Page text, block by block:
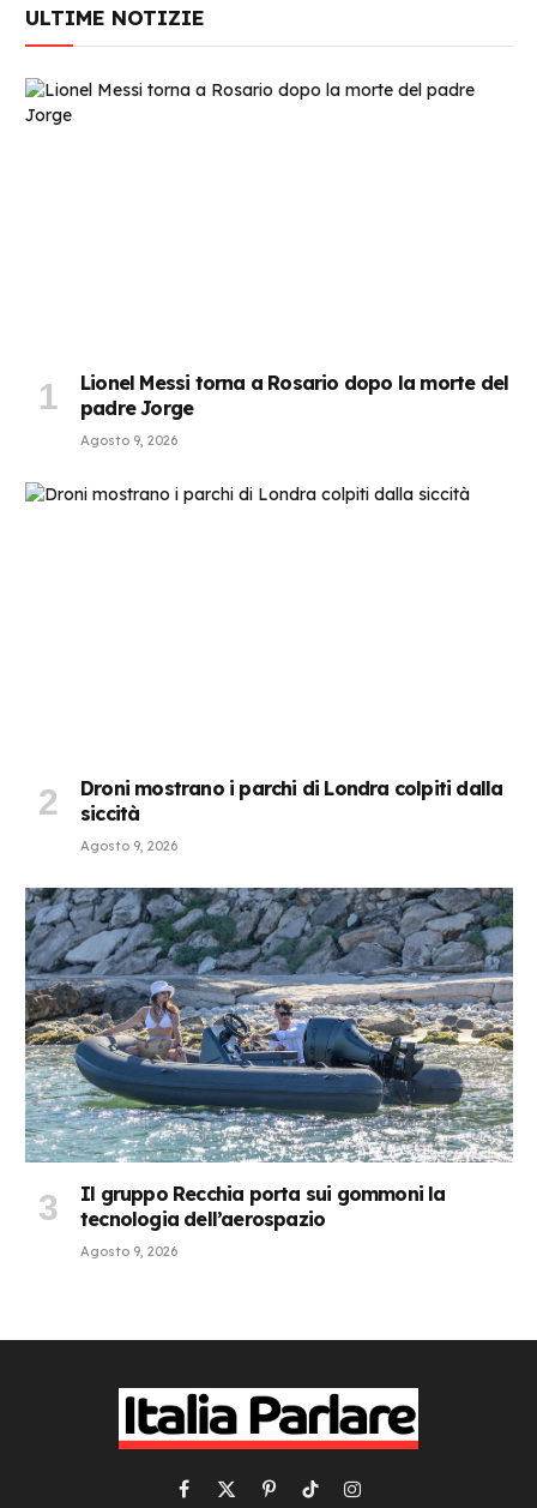
ULTIME NOTIZIE
Lionel Messi torna a Rosario dopo la morte del
padre Jorge
Agosto 9, 2026
Droni mostrano i parchi di Londra colpiti dalla
siccità
Agosto 9, 2026
Il gruppo Recchia porta sui gommoni la
tecnologia dell’aerospazio
Agosto 9, 2026
Facebook
X PinterestTikTokInstagram